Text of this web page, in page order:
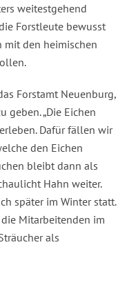
weitestgehend
Forstleute bewusst
mit den heimischen
Forstamt Neuenburg,
geben. „Die Eichen
Dafür fällen wir
den Eichen
bleibt dann als
Hahn weiter.
später im Winter statt.
Mitarbeitenden im
als